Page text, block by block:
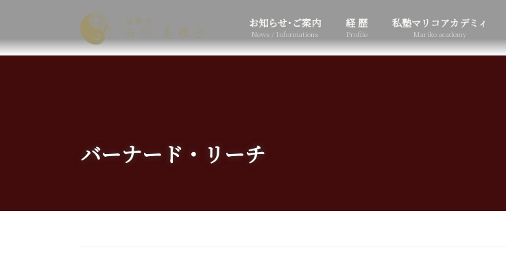
ン
ツ
ー
シ
お知らせ･ご案内
News / Informations
経 歴
Profile
私塾マリコアカデミィ
Mariko academy
バーナード・リーチ